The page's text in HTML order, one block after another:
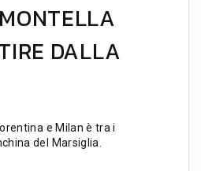
DALLA
e Milan è tra i
del Marsiglia.